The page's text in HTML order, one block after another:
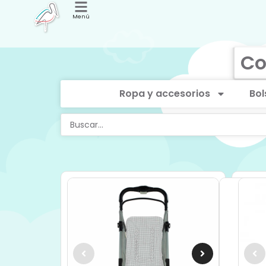
Menú
Ropa y accesorios